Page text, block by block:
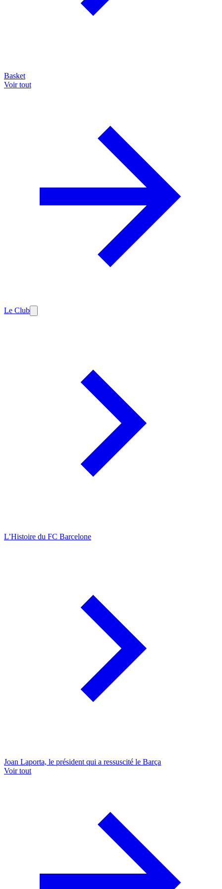
Basket
Voir tout
Le Club
L’Histoire du FC Barcelone
Joan Laporta, le président qui a ressuscité le Barça
Voir tout